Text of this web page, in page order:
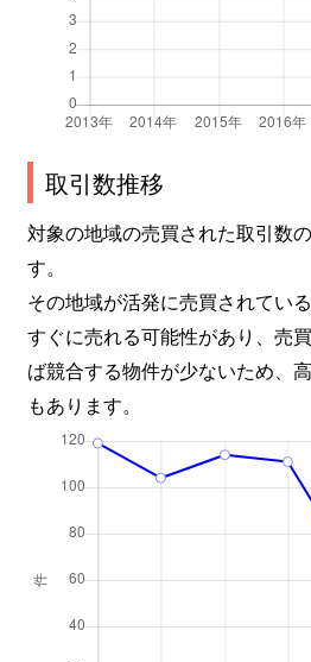
取引数推移
対象の地域の売買された取引数
す。
その地域が活発に売買されてい
すぐに売れる可能性があり、売
ば競合する物件が少ないため、
もあります。